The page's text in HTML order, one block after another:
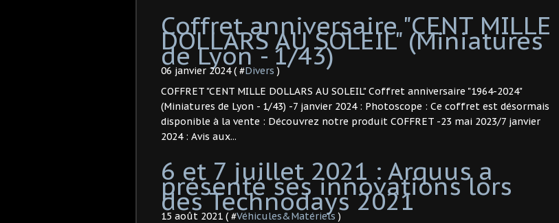
Coffret anniversaire "CENT MILLE
DOLLARS AU SOLEIL" (Miniatures
de Lyon - 1/43) ​
06 janvier 2024 ( #Divers )
COFFRET "CENT MILLE DOLLARS AU SOLEIL" Coffret anniversaire "1964-2024"
(Miniatures de Lyon - 1/43) -7 janvier 2024 : Photoscope : Ce coffret est désormais
disponible à la vente : Découvrez notre produit COFFRET -23 mai 2023/7 janvier
2024 : Avis aux...
6 et 7 juillet 2021 : Arquus a
présenté ses innovations lors
des Technodays 2021
15 août 2021 ( #Véhicules&Matériels )